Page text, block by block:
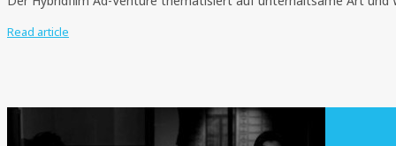
Read article